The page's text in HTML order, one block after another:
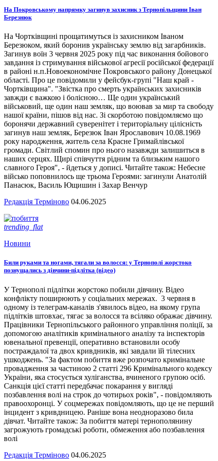
На Покровському напрямку загинув захисник з Тернопільщини Іван
Березнюк
На Чортківщині прощатимуться із захисником Іваном
Березюком, який боронив українську землю від загарбників.
Загинув воїн 3 червня 2025 року під час виконання бойового
завдання із стримування військової агресії російської федерації
в районі н.п.Новоекономічне Покровського району Донецької
області. Про це повідомили у фейсбук-групі "Наш край -
Чортківщина". "Звістка про смерть українських захисників
завжди є важкою і болісною… Ще один український
військовий, ще один наш земляк, що воював за мир та свободу
нашої країни, пішов від нас. Зі скорботою повідомляємо що
боронячи державний суверенітет і територіальну цілісність
загинув наш земляк, Березюк Іван Ярославович 10.08.1969
року народження, житель села Красне Гримайлівської
громади. Світлий спомин про нього назавжди залишиться в
наших серцях. Щирі співчуття рідним та близьким нашого
славного Героя", - йдеться у дописі. Читайте також: Небесне
військо поповнилось ще трьома Героями: загинули Анатолій
Панасюк, Василь Ющишин і Захар Венчур
Редакція Терміново 04.06.2025
trending_flat
Новини
Били руками та ногами, тягали за волосся: у Тернополі жорстоко
познущались з дівчини-підлітка (відео)
У Тернополі підлітки жорстоко побили дівчину. Відео
конфлікту поширюють у соціальних мережах. 3 червня в
одному із телеграм-каналів з'явилось відео, на якому група
підлітків штовхає, тягає за волосся та всіляко ображає дівчину.
Працівники Тернопільського районного управління поліції, за
допомогою аналітиків кримінального аналізу та інспекторів
ювенальної превенції, оперативно встановили особу
постраждалої та двох кривдників, які завдали їй тілесних
ушкоджень. "За фактом побиття вже розпочато кримінальне
провадження за частиною 2 статті 296 Кримінального кодексу
України, яка стосується хуліганства, вчиненого групою осіб.
Санкція цієї статті передбачає покарання у вигляді
позбавлення волі на строк до чотирьох років", - повідомляють
правоохоронці. У соцмережах повідомляють, що це не перший
інцидент з кривдницею. Раніше вона неодноразово била
дівчат. Читайте також: За побиття матері тернополянину
загрожують громадські роботи, обмеження або позбавлення
волі
Редакція Терміново 04.06.2025